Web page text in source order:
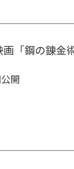
画「鋼の錬
開